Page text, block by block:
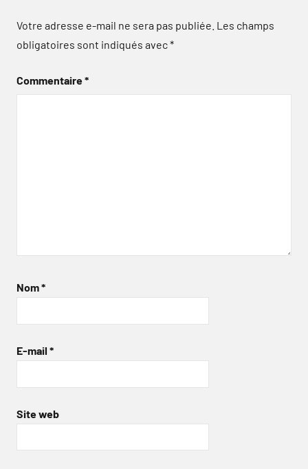
Votre adresse e-mail ne sera pas publiée. Les champs
obligatoires sont indiqués avec*
Commentaire*
Nom*
E-mail *
Site web